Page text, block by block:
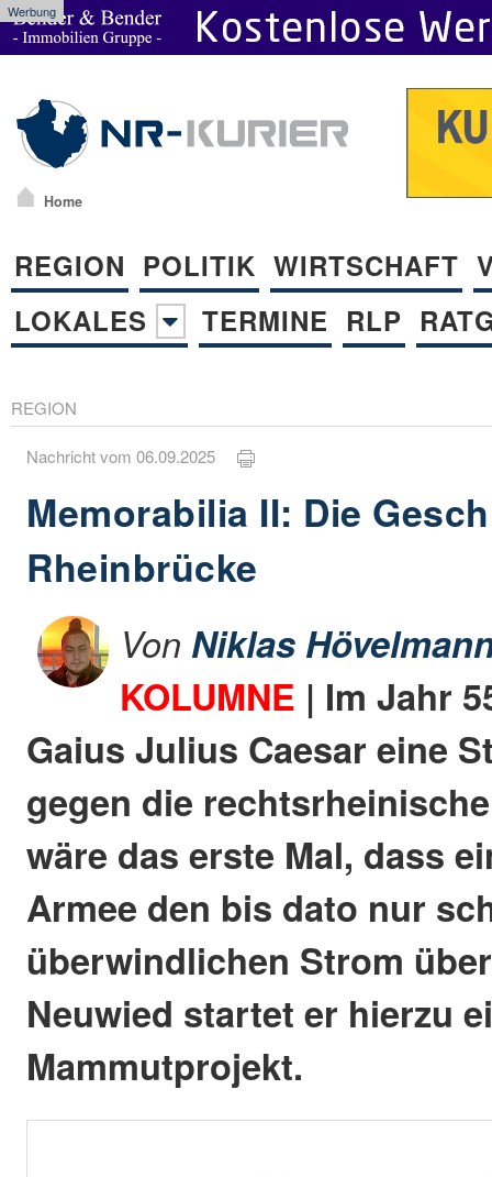
Werbung
Home
REGION POLITIK WIRTSCHAFT
LOKALES
TERMINE RLP
REGION
Nachricht vom 06.09.2025
Memorabilia II: Die
Rheinbrücke
Von Niklas
KOLUMNE | Im Jahr
Gaius Julius Caesar eine
gegen die
wäre das erste Mal, dass
Armee den bis dato nur
überwindlichen Strom
Neuwied startet er hierzu
Mammutprojekt.